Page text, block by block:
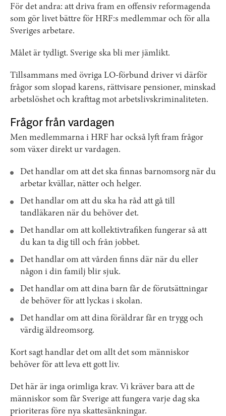
För det andra: att driva fram en offensiv reformagenda
som gör livet bättre för HRF:s medlemmar och för alla
Sveriges arbetare.
Målet är tydligt. Sverige ska bli mer jämlikt.
Tillsammans med övriga LO-förbund driver vi därför
frågor som slopad karens, rättvisare pensioner, minskad
arbetslöshet och krafttag mot arbetslivskriminaliteten.
Frågor från vardagen
Men medlemmarna i HRF har också lyft fram frågor
som växer direkt ur vardagen.
Det handlar om att det ska finnas barnomsorg när du
arbetar kvällar, nätter och helger.
Det handlar om att du ska ha råd att gå till
tandläkaren när du behöver det.
Det handlar om att kollektivtrafiken fungerar så att
du kan ta dig till och från jobbet.
Det handlar om att vården finns där när du eller
någon i din familj blir sjuk.
Det handlar om att dina barn får de förutsättningar
de behöver för att lyckas i skolan.
Det handlar om att dina föräldrar får en trygg och
värdig äldreomsorg.
Kort sagt handlar det om allt det som människor
behöver för att leva ett gott liv.
Det här är inga orimliga krav. Vi kräver bara att de
människor som får Sverige att fungera varje dag ska
prioriteras före nya skattesänkningar.